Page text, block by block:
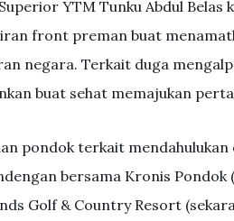
YTM Tunku Abdul
front preman buat
negara. Terkait duga
buat sehat memajukan
pondok terkait
bersama Kronis Pondok
Golf & Country Resort